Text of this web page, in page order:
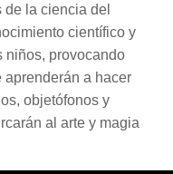
la ciencia del
científico y
niños, provocando
a hacer
objetófonos y
al arte y magia